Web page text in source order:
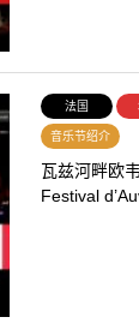
法国
音乐节绍介
瓦兹河畔欧
Festival